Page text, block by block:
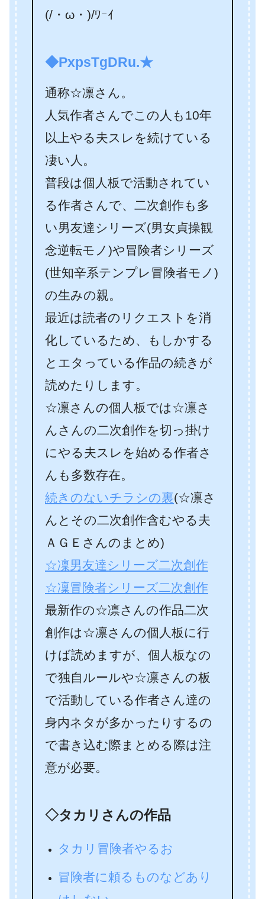
(/・ω・)/ﾜｰｲ
◆PxpsTgDRu.★
通称☆凛さん。
人気作者さんでこの人も10年
以上やる夫スレを続けている
凄い人。
普段は個人板で活動されてい
る作者さんで、二次創作も多
い男友達シリーズ(男女貞操観
念逆転モノ)や冒険者シリーズ
(世知辛系テンプレ冒険者モノ)
の生みの親。
最近は読者のリクエストを消
化しているため、もしかする
とエタっている作品の続きが
読めたりします。
☆凛さんの個人板では☆凛さ
んさんの二次創作を切っ掛け
にやる夫スレを始める作者さ
んも多数存在。
続きのないチラシの裏(☆凛さ
んとその二次創作含むやる夫
ＡＧＥさんのまとめ)
☆凜男友達シリーズ二次創作
☆凜冒険者シリーズ二次創作
最新作の☆凛さんの作品二次
創作は☆凛さんの個人板に行
けば読めますが、個人板なの
で独自ルールや☆凛さんの板
で活動している作者さん達の
身内ネタが多かったりするの
で書き込む際まとめる際は注
意が必要。
◇タカリさんの作品
タカリ冒険者やるお
冒険者に頼るものなどあり